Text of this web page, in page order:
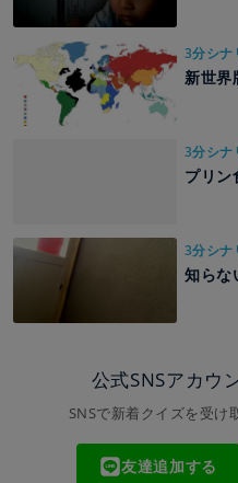
3分シナ
新世界
3分シナ
プリン
3分シナ
知らな
公式SNSアカウ
SNSで新着クイズを受け
友達追加する